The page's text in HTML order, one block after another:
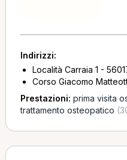
Indirizzi:
Località Carraia 1 -
Corso Giacomo
Prestazioni: prima visita
trattamento osteopatico